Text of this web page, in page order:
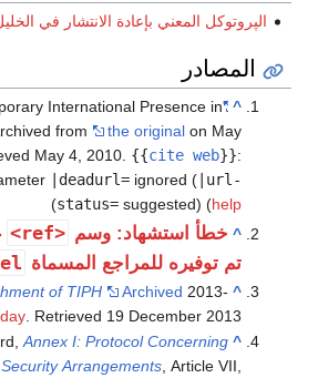
الپروتوكل المعني بإعادة الانتشار في
المصادر
^
"About TIPH"
International Presence in
from
the original on May
May 4, 2010 {{cite web}}:
|deadurl= ignored ( |url-
status= suggested) (help
)
^ خطأ استشهاد: وسم <ref>
تم توفيره للمراجع المسماة
^
of TIPH Archived 2013-
. Retrieved 19 December 2013
^
Annex I: Protocol Concerning
Arrangements, Article VII,